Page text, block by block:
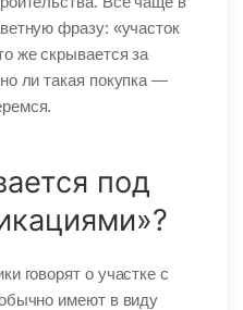
фразу: «участок
же скрывается за
ли такая покупка —
под
говорят о участке с
имеют в виду